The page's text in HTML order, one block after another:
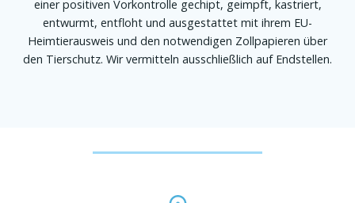
einer positiven Vorkontrolle gechipt, geimpft, kastriert,
entwurmt, entfloht und ausgestattet mit ihrem EU-
Heimtierausweis und den notwendigen Zollpapieren über
den Tierschutz. Wir vermitteln ausschließlich auf Endstellen.